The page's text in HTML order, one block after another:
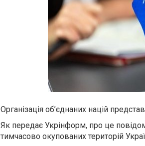
Організація об’єднаних націй
Як передає Укрінформ, про це
тимчасово окупованих територій